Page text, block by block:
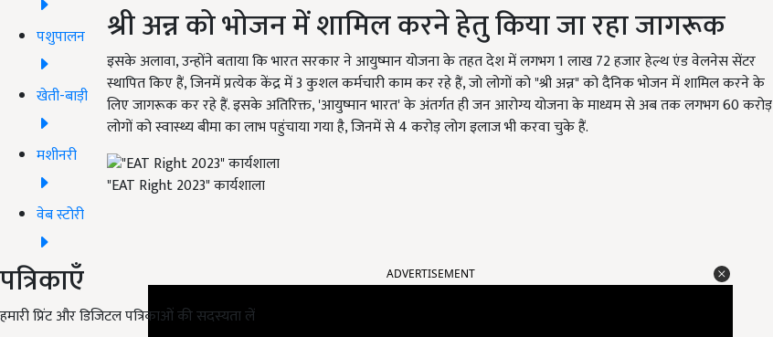
पशुपालन
खेती-बाड़ी
मशीनरी
वेब स्टोरी
पत्रिकाएँ
हमारी प्रिंट और डिजिटल पत्रिकाओं की सदस्यता लें
श्री अन्न को भोजन में शामिल करने हेतु किया जा रहा जागरूक
इसके अलावा, उन्होंने बताया कि भारत सरकार ने आयुष्मान योजना के तहत देश में लगभग 1 लाख 72 हजार हेल्थ एंड वेलनेस सेंटर
स्थापित किए हैं, जिनमें प्रत्येक केंद्र में 3 कुशल कर्मचारी काम कर रहे हैं, जो लोगों को "श्री अन्न" को दैनिक भोजन में शामिल करने के
लिए जागरूक कर रहे हैं. इसके अतिरिक्त, 'आयुष्मान भारत' के अंतर्गत ही जन आरोग्य योजना के माध्यम से अब तक लगभग 60 करोड़
लोगों को स्वास्थ्य बीमा का लाभ पहुंचाया गया है, जिनमें से 4 करोड़ लोग इलाज भी करवा चुके हैं.
"EAT Right 2023" कार्यशाला